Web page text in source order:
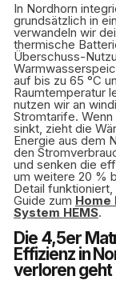
In Nordhorn
grundsätzlich in
verwandeln wir
thermische
Überschuss-
auf bis zu 65 °C
Raumtemperatur
nutzen wir an
Stromtarife.
sinkt, zieht die
Energie aus dem
den
und senken die
um weitere 20 %
Detail
Guide zum Home
System HEMS.
Die 4,5er
Effizienz in
verloren geht